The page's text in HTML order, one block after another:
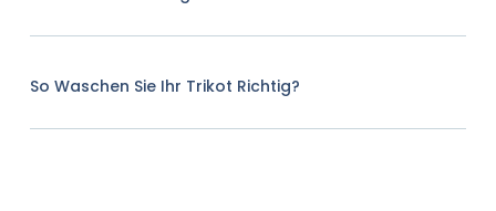
So Waschen Sie Ihr Trikot Richtig?